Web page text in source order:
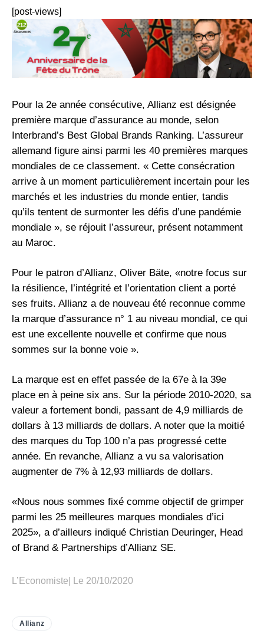
[post-views]
Pour la 2e année consécutive, Allianz est désignée
première marque d’assurance au monde, selon
Interbrand’s Best Global Brands Ranking. L’assureur
allemand figure ainsi parmi les 40 premières marques
mondiales de ce classement. « Cette consécration
arrive à un moment particulièrement incertain pour les
marchés et les industries du monde entier, tandis
qu’ils tentent de surmonter les défis d’une pandémie
mondiale », se réjouit l’assureur, présent notamment
au Maroc.
Pour le patron d’Allianz, Oliver Bäte, «notre focus sur
la résilience, l’intégrité et l’orientation client a porté
ses fruits. Allianz a de nouveau été reconnue comme
la marque d’assurance n° 1 au niveau mondial, ce qui
est une excellente nouvelle et confirme que nous
sommes sur la bonne voie ».
La marque est en effet passée de la 67e à la 39e
place en à peine six ans. Sur la période 2010-2020, sa
valeur a fortement bondi, passant de 4,9 milliards de
dollars à 13 milliards de dollars. A noter que la moitié
des marques du Top 100 n’a pas progressé cette
année. En revanche, Allianz a vu sa valorisation
augmenter de 7% à 12,93 milliards de dollars.
«Nous nous sommes fixé comme objectif de grimper
parmi les 25 meilleures marques mondiales d’ici
2025», a d’ailleurs indiqué Christian Deuringer, Head
of Brand & Partnerships d’Allianz SE.
L’Economiste| Le 20/10/2020
Allianz